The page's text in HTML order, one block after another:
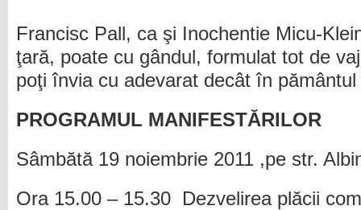
Francisc Pall, ca şi Inochentie Micu-
ţară, poate cu gândul, formulat tot de
poţi învia cu adevarat decât în pământul
PROGRAMUL MANIFESTĂRILOR
Sâmbătă 19 noiembrie 2011 ,pe str.
Ora 15.00 – 15.30 Dezvelirea plăcii